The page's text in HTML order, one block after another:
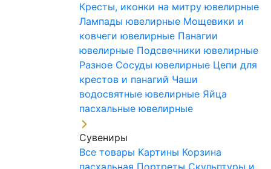
Кресты, иконки на митру ювелирные
Лампады ювелирные Мощевики и
ковчеги ювелирные Панагии
ювелирные Подсвечники ювелирные
Разное Сосуды ювелирные Цепи для
крестов и панагий Чаши
водосвятные ювелирные Яйца
пасхальные ювелирные
Сувениры
Все товары Картины Корзина
пасхальная Портреты Скульптуры и